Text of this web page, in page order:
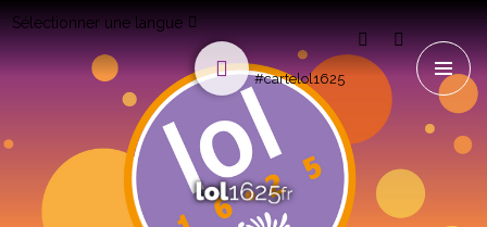
Sélectionner une langue
#cartelol1625